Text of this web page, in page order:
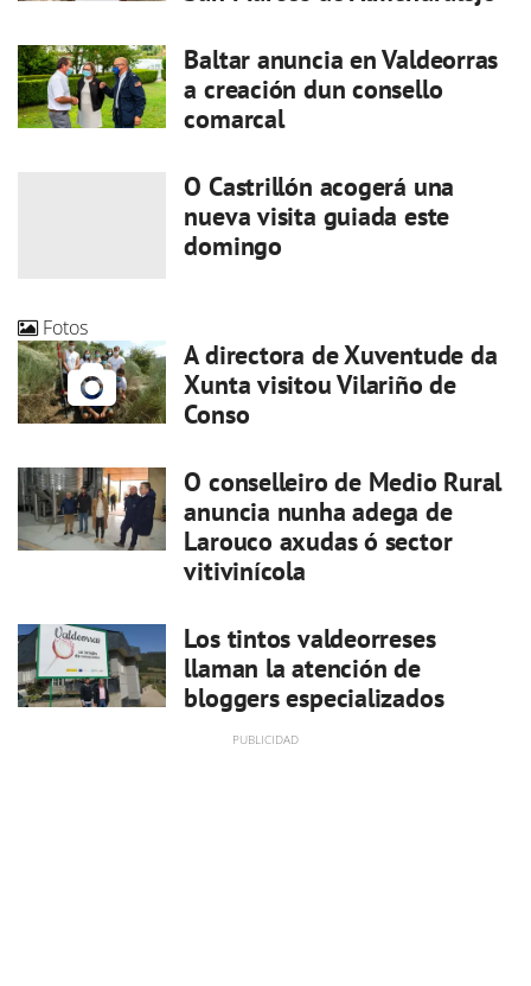
Baltar anuncia en Valdeorras
a creación dun consello
comarcal
O Castrillón acogerá una
nueva visita guiada este
domingo
Fotos
A directora de Xuventude da
Xunta visitou Vilariño de
Conso
O conselleiro de Medio Rural
anuncia nunha adega de
Larouco axudas ó sector
vitivinícola
Los tintos valdeorreses
llaman la atención de
bloggers especializados